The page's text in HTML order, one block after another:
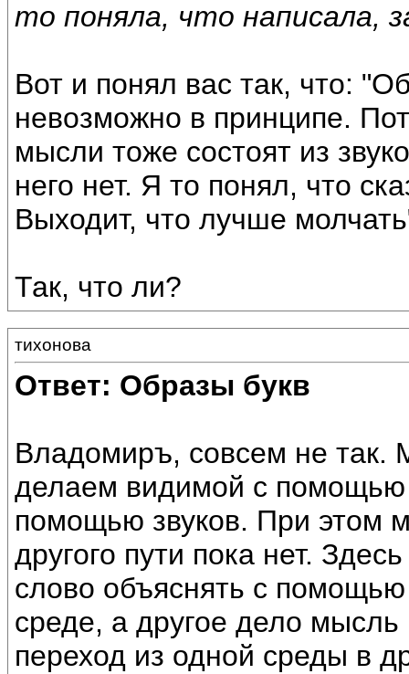
то поняла, что написала,
Вот и понял вас так, что:
невозможно в принципе.
мысли тоже состоят из
него нет. Я то понял, что
Выходит, что лучше
Так, что ли?
тихонова
Ответ: Образы букв
Владомиръ, совсем не
делаем видимой с
помощью звуков. При этом
другого пути пока нет.
слово объяснять с помощью
среде, а другое дело
переход из одной среды в